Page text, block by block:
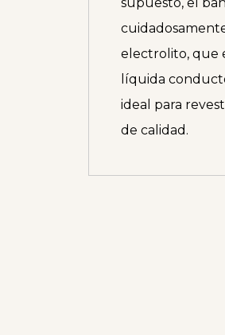
electrolito, que
líquida
ideal para
de calidad.